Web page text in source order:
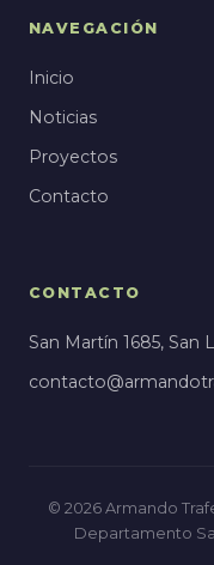
NAVEGACIÓN
Inicio
Noticias
Proyectos
Contacto
CONTACTO
San Martín 1685, San
© 2026 Armando
Departamento